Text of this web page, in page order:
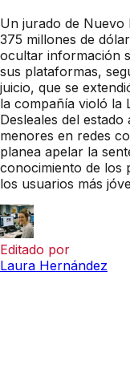
Un jurado de Nuevo
375 millones de
ocultar información
sus plataformas,
juicio, que se
la compañía violó la
Desleales del
menores en redes
planea apelar la
conocimiento de los
los usuarios más
Editado por
Laura Hernández